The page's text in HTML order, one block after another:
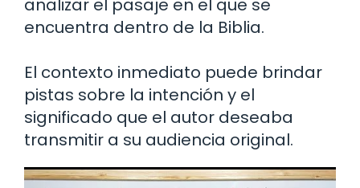
analizar el pasaje en el que se
encuentra dentro de la Biblia.
El contexto inmediato puede brindar
pistas sobre la intención y el
significado que el autor deseaba
transmitir a su audiencia original.